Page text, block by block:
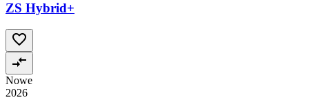
ZS Hybrid+
Nowe
2026